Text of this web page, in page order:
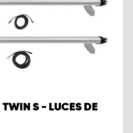
S - LUCES DE